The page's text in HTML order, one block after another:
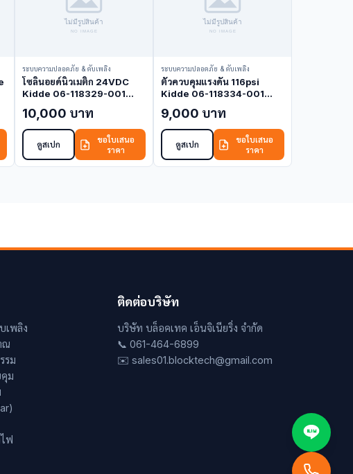
ระบบความปลอดภัย & ดับเพลิง
โซลินอยด์นิวเมติก 24VDC
Kidde 06-118329-001
10,000 บาท
ดูสเปก
ขอใบเสนอ
ราคา
ระบบความปลอดภัย & ดับเพลิง
ตัวควบคุมแรงดัน 116psi
Kidde 06-118334-001
9,000 บาท
ดูสเปก
ขอใบเสนอ
ราคา
เพลิง
ณ
รม
ม
ฟ
ติดต่อบริษัท
บริษัท บล็อคเทค เอ็นจิเนียริ่ง จำกัด
📞 061-464-6899
✉️ sales01.blocktech@gmail.com